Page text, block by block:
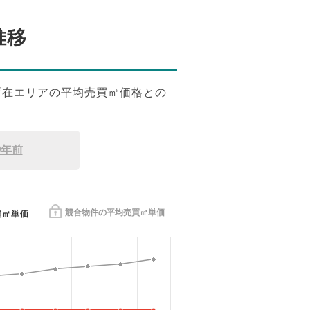
移
エリアの平均売買㎡価格との
前
競合物件の平均売買㎡単価
単価